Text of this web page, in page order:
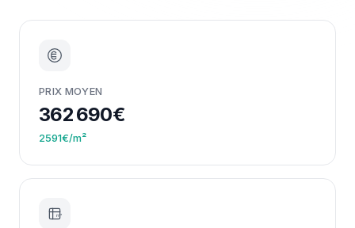
PRIX MOYEN
362 690€
2591€/m²
m²